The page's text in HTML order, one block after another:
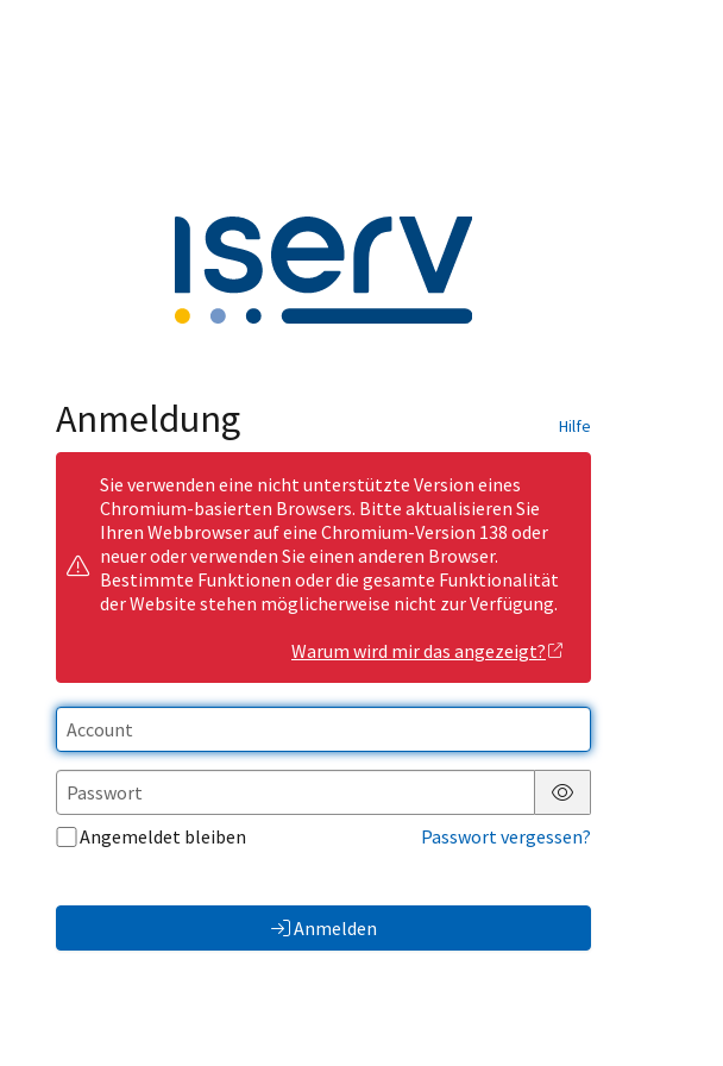
Anmeldung Hilfe
Sie verwenden eine nicht unterstützte Version eines
Chromium-basierten Browsers. Bitte aktualisieren Sie
Ihren Webbrowser auf eine Chromium-Version 138 oder
neuer oder verwenden Sie einen anderen Browser.
Bestimmte Funktionen oder die gesamte Funktionalität
der Website stehen möglicherweise nicht zur Verfügung.
Warum wird mir das angezeigt?
Passwort anzeigen
Angemeldet bleiben
Passwort vergessen?
Anmelden